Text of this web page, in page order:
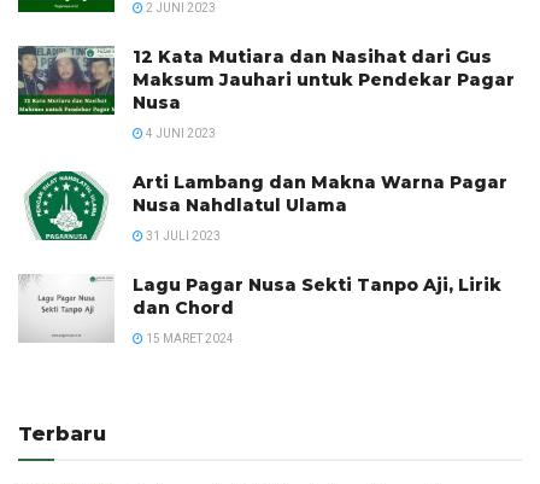
2 JUNI 2023
12 Kata Mutiara dan Nasihat dari Gus
Maksum Jauhari untuk Pendekar Pagar
Nusa
4 JUNI 2023
Arti Lambang dan Makna Warna Pagar
Nusa Nahdlatul Ulama
31 JULI 2023
Lagu Pagar Nusa Sekti Tanpo Aji, Lirik
dan Chord
15 MARET 2024
Terbaru